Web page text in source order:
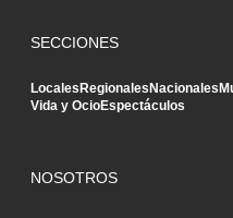
SECCIONES
LocalesRegionalesNacionales
Vida y OcioEspectáculos
NOSOTROS